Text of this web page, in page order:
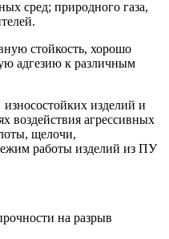
сред; природного газа,
стойкость, хорошо
адгезию к различным
износостойких изделий и
воздействия агрессивных
щелочи,
работы изделий из ПУ
на разрыв